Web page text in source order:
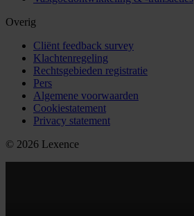
Overig
Cliënt feedback survey
Klachtenregeling
Rechtsgebieden registratie
Pers
Algemene voorwaarden
Cookiestatement
Privacy statement
© 2026 Lexence